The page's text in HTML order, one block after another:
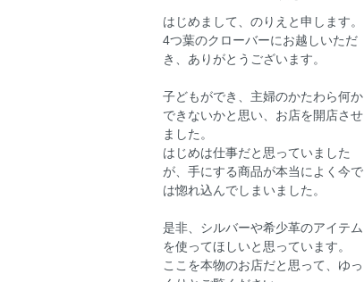
はじめまして、のりえと申します。
4つ葉のクローバーにお越しいただ
き、ありがとうございます。
子どもができ、主婦のかたわら何か
できないかと思い、お店を開店させ
ました。
はじめは仕事だと思っていました
が、手にする商品が本当によく今で
は惚れ込んでしまいました。
是非、シルバーや希少革のアイテム
を使ってほしいと思っています。
ここを本物のお店だと思って、ゆっ